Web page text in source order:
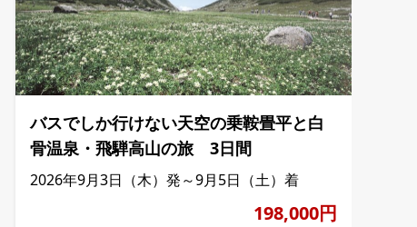
バスでしか行けない天空の乗鞍畳平と白
骨温泉・飛騨高山の旅 3日間
2026年9月3日（木）発～9月5日（土）着
198,000円